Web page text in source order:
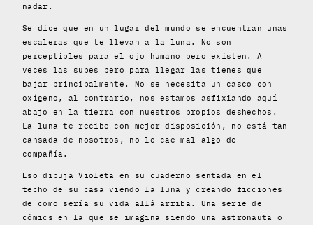
nadar.
Se dice que en un lugar del mundo se encuentran unas
escaleras que te llevan a la luna. No son
perceptibles para el ojo humano pero existen. A
veces las subes pero para llegar las tienes que
bajar principalmente. No se necesita un casco con
oxígeno, al contrario, nos estamos asfixiando aquí
abajo en la tierra con nuestros propios deshechos.
La luna te recibe con mejor disposición, no está tan
cansada de nosotros, no le cae mal algo de
compañía.
Eso dibuja Violeta en su cuaderno sentada en el
techo de su casa viendo la luna y creando ficciones
de como sería su vida allá arriba. Una serie de
cómics en la que se imagina siendo una astronauta o